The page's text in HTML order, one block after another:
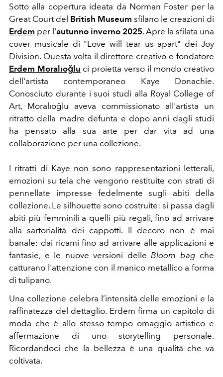
Sotto alla copertura ideata da Norman Foster per la
Great Court del British Museum sfilano le creazioni di
Erdem per l'autunno inverno 2025. Apre la sfilata una
cover musicale di "Love will tear us apart" dei Joy
Division. Questa volta il direttore creativo e fondatore
Erdem Moralıoğlu ci proietta verso il mondo creativo
dell'artista contemporaneo Kaye Donachie.
Conosciuto durante i suoi studi alla Royal College of
Art, Moralıoğlu aveva commissionato all'artista un
ritratto della madre defunta e dopo anni dagli studi
ha pensato alla sua arte per dar vita ad una
collaborazione per una collezione.
I ritratti di Kaye non sono rappresentazioni letterali,
emozioni su tela che vengono restituite con strati di
pennellate impresse fedelmente sugli abiti della
collezione. Le silhouette sono costruite: si passa dagli
abiti più femminili a quelli più regali, fino ad arrivare
alla sartorialità dei cappotti. Il decoro non è mai
banale: dai ricami fino ad arrivare alle applicazioni e
fantasie, e le nuove versioni delle Bloom bag che
catturano l'attenzione con il manico metallico a forma
di tulipano.
Una collezione celebra l’intensità delle emozioni e la
raffinatezza del dettaglio. Erdem firma un capitolo di
moda che è allo stesso tempo omaggio artistico e
affermazione di uno storytelling personale.
Ricordandoci che la bellezza è una qualità che va
coltivata.